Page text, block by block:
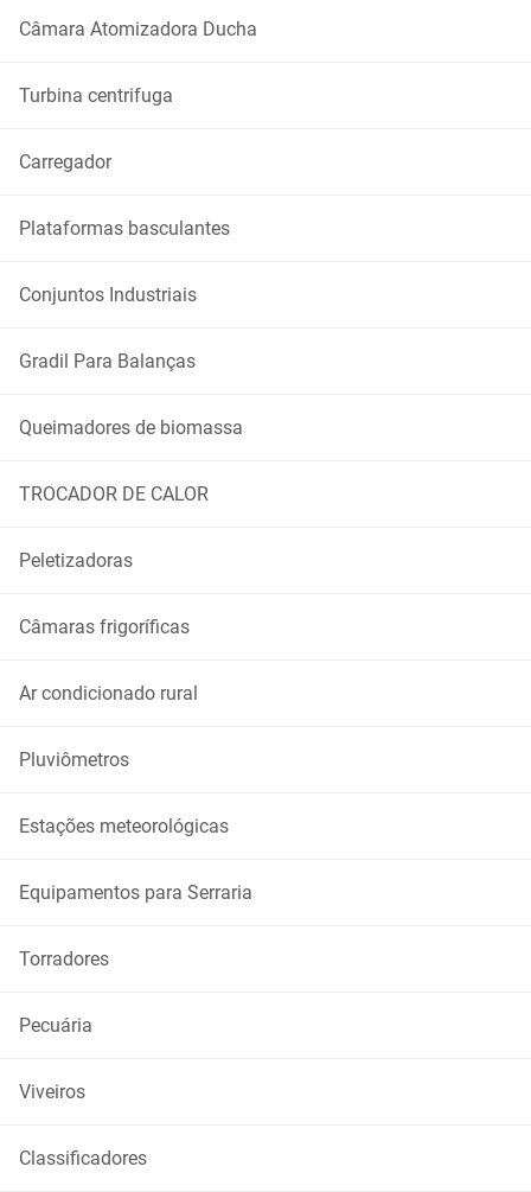
Câmara Atomizadora Ducha
Turbina centrifuga
Carregador
Plataformas basculantes
Conjuntos Industriais
Gradil Para Balanças
Queimadores de biomassa
TROCADOR DE CALOR
Peletizadoras
Câmaras frigoríficas
Ar condicionado rural
Pluviômetros
Estações meteorológicas
Equipamentos para Serraria
Torradores
Pecuária
Viveiros
Classificadores